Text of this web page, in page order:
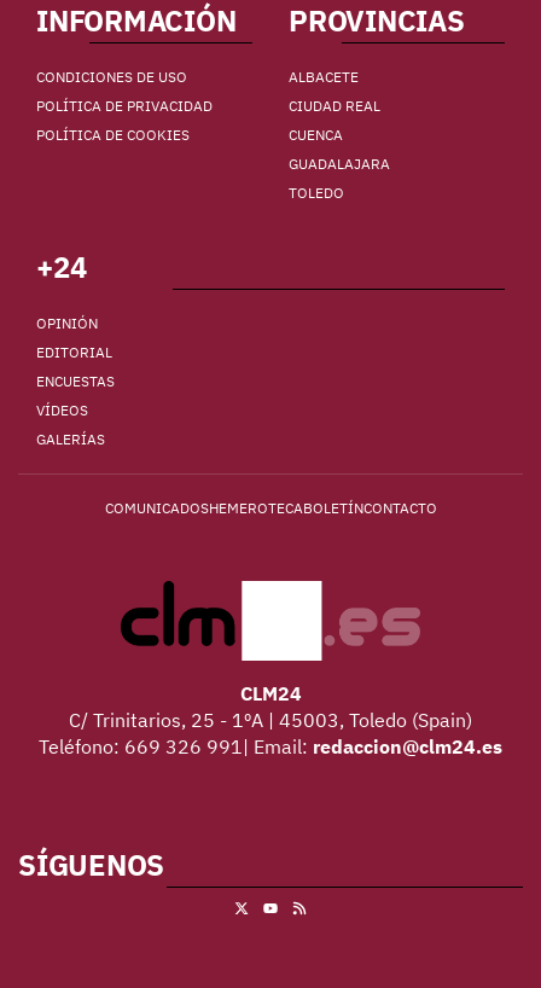
INFORMACIÓN
CONDICIONES DE USO
POLÍTICA DE PRIVACIDAD
POLÍTICA DE COOKIES
PROVINCIAS
ALBACETE
CIUDAD REAL
CUENCA
GUADALAJARA
TOLEDO
+24
OPINIÓN
EDITORIAL
ENCUESTAS
VÍDEOS
GALERÍAS
COMUNICADOSHEMEROTECABOLETÍNCONTACTO
CLM24
C/ Trinitarios, 25 - 1ºA | 45003, Toledo (Spain)
Teléfono: 669 326 991| Email: redaccion@clm24.es
SÍGUENOS